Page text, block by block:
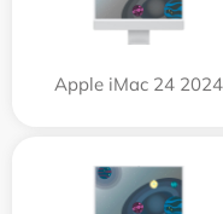
Apple iMac 24 2024